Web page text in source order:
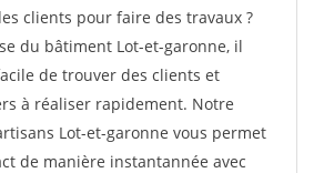
clients pour faire des travaux ?
du bâtiment Lot-et-garonne, il
de trouver des clients et
à réaliser rapidement. Notre
Lot-et-garonne vous permet
de manière instantannée avec